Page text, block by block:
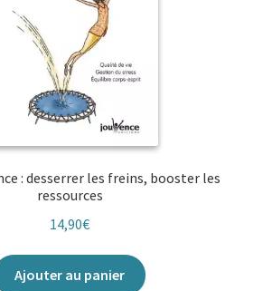
: desserrer les freins, booster les
ressources
14,90€
Ajouter au panier